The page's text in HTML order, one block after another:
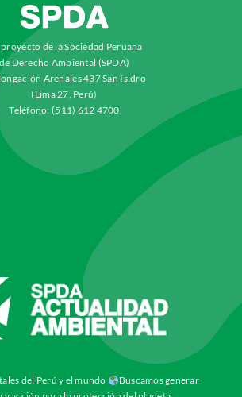
de la Sociedad Peruana
de Derecho Ambiental (SPDA)
Arenales 437 San Isidro
(Lima 27, Perú)
Teléfono: (511) 612 4700
del Perú y el mundo
Buscamos generar